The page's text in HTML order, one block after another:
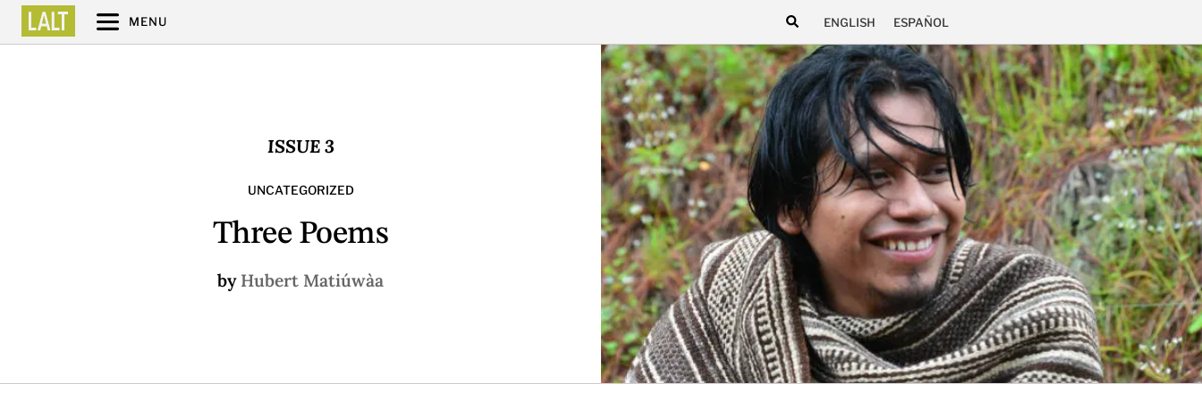
MENU ENGLISH ESPAÑOL
ISSUE 3
UNCATEGORIZED
Three Poems
by Hubert Matiúwàa